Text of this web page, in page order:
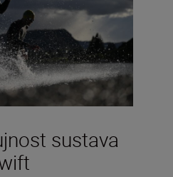
sustava